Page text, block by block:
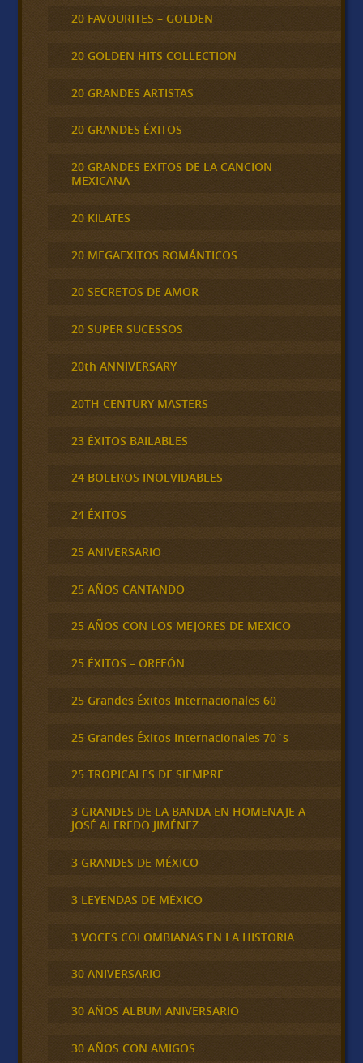
20 FAVOURITES – GOLDEN
20 GOLDEN HITS COLLECTION
20 GRANDES ARTISTAS
20 GRANDES ÉXITOS
20 GRANDES EXITOS DE LA CANCION
MEXICANA
20 KILATES
20 MEGAEXITOS ROMÁNTICOS
20 SECRETOS DE AMOR
20 SUPER SUCESSOS
20th ANNIVERSARY
20TH CENTURY MASTERS
23 ÉXITOS BAILABLES
24 BOLEROS INOLVIDABLES
24 ÉXITOS
25 ANIVERSARIO
25 AÑOS CANTANDO
25 AÑOS CON LOS MEJORES DE MEXICO
25 ÉXITOS – ORFEÓN
25 Grandes Éxitos Internacionales 60
25 Grandes Éxitos Internacionales 70´s
25 TROPICALES DE SIEMPRE
3 GRANDES DE LA BANDA EN HOMENAJE A
JOSÉ ALFREDO JIMÉNEZ
3 GRANDES DE MÉXICO
3 LEYENDAS DE MÉXICO
3 VOCES COLOMBIANAS EN LA HISTORIA
30 ANIVERSARIO
30 AÑOS ALBUM ANIVERSARIO
30 AÑOS CON AMIGOS